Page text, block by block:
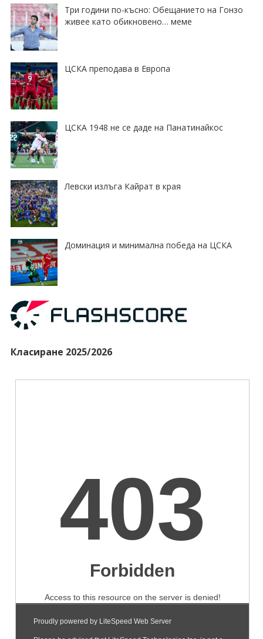
Три години по-късно: Обещанието на Гонзо
живее като обикновено… меме
ЦСКА преподава в Европа
ЦСКА 1948 не се даде на Панатинайкос
Левски излъга Кайрат в края
Доминация и минимална победа на ЦСКА
Класиране 2025/2026